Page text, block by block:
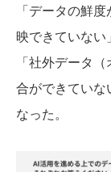
「データの鮮
映できていない
「社外データ
合ができていな
なった。